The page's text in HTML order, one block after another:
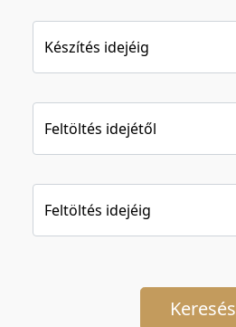
Készítés idejéig
Feltöltés idejétől
Feltöltés idejéig
Keresés